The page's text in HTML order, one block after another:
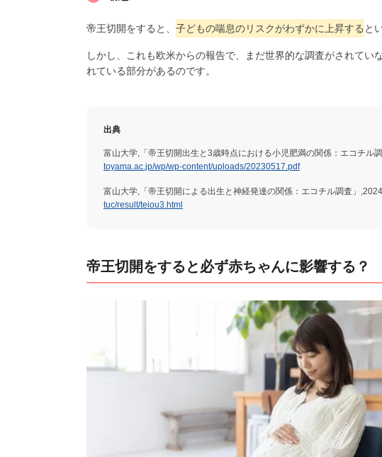
帝王切開をすると、 子どもの喘息のリスクがわずかに上昇する と
しかし、これも欧米からの報告で、まだ世界的な調査がされて
れている部分があるのです。
出典
富山大学,「帝王切開出生と3歳時点における小児肥満の関係：エコチル
toyama.ac.jp/wp/wp-content/uploads/20230517.pdf
富山大学,「帝王切開による出生と神経発達の関係：エコチル調査」
tuc/result/teiou3.html
帝王切開をすると必ず赤ちゃんに影響する？